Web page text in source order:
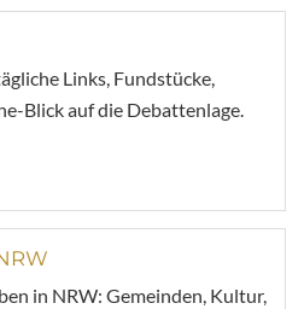
Links, Fundstücke,
Blick auf die Debattenlage.
in NRW: Gemeinden, Kultur,